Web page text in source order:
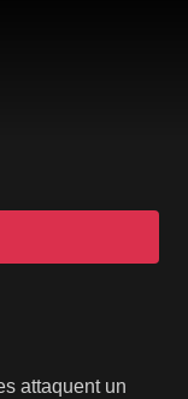
attaquent un